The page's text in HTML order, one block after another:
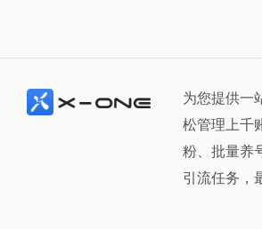
为您提供一
松管理上千
粉、批量养
引流任务，